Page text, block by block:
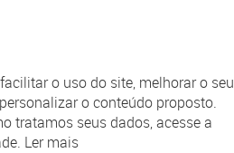
o uso do site, melhorar o seu
o conteúdo proposto.
tratamos seus dados, acesse a
Ler mais